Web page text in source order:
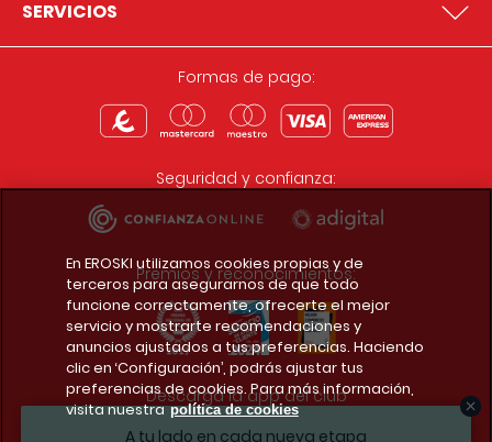
A tu lado en cada nueva etapa
SERVICIOS
Formas de pago:
Seguridad y confianza:
Premios y reconocimientos:
Descarga la app del club
En EROSKI utilizamos cookies propias y de
terceros para asegurarnos de que todo
funcione correctamente, ofrecerte el mejor
servicio y mostrarte recomendaciones y
anuncios ajustados a tus preferencias. Haciendo
clic en ‘Configuración’, podrás ajustar tus
preferencias de cookies. Para más información,
visita nuestra política de cookies